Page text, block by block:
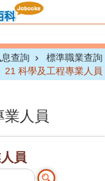
查詢
標準職業查詢
21 科學及工程專業人員
人員
員